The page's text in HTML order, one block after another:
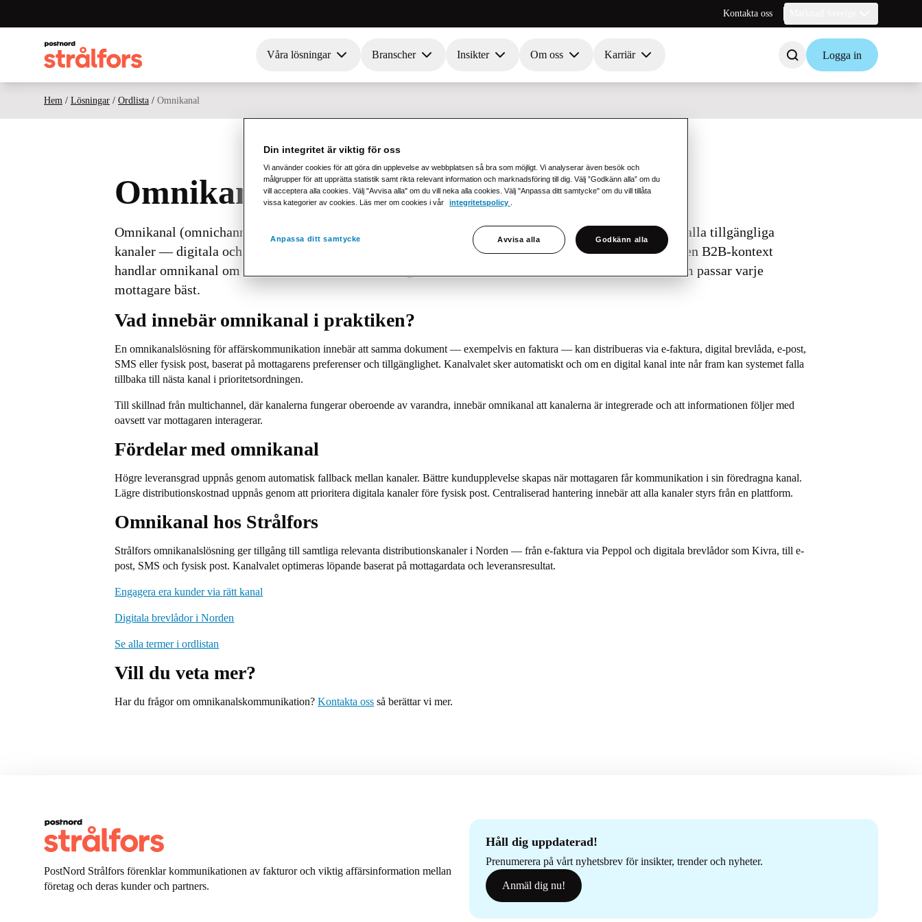
Kontakta oss
Våra lösningar Branscher Insikter Om oss Karriär Logga in
Hem / Lösningar / Ordlista / Omnikanal
Omnikanal
Omnikanal (omnichannel) innebär att ett företag samordnar sin kommunikation och sina tjänster över alla tillgängliga
kanaler — digitala och fysiska — så att kunden får en enhetlig och sömlös upplevelse oavsett kanal. I en B2B-kontext
handlar omnikanal om att leverera fakturor, aviseringar och affärskritisk information via den kanal som passar varje
mottagare bäst.
Vad innebär omnikanal i praktiken?
En omnikanalslösning för affärskommunikation innebär att samma dokument — exempelvis en faktura — kan distribueras via e-faktura, digital brevlåda, e-post,
SMS eller fysisk post, baserat på mottagarens preferenser och tillgänglighet. Kanalvalet sker automatiskt och om en digital kanal inte når fram kan systemet falla
tillbaka till nästa kanal i prioritetsordningen.
Till skillnad från multichannel, där kanalerna fungerar oberoende av varandra, innebär omnikanal att kanalerna är integrerade och att informationen följer med
oavsett var mottagaren interagerar.
Fördelar med omnikanal
Högre leveransgrad uppnås genom automatisk fallback mellan kanaler. Bättre kundupplevelse skapas när mottagaren får kommunikation i sin föredragna kanal.
Lägre distributionskostnad uppnås genom att prioritera digitala kanaler före fysisk post. Centraliserad hantering innebär att alla kanaler styrs från en plattform.
Omnikanal hos Strålfors
Strålfors omnikanalslösning ger tillgång till samtliga relevanta distributionskanaler i Norden — från e-faktura via Peppol och digitala brevlådor som Kivra, till e-
post, SMS och fysisk post. Kanalvalet optimeras löpande baserat på mottagardata och leveransresultat.
Engagera era kunder via rätt kanal
Digitala brevlådor i Norden
Se alla termer i ordlistan
Vill du veta mer?
Har du frågor om omnikanalskommunikation?Kontakta oss så berättar vi mer.
PostNord Strålfors förenklar kommunikationen av fakturor och viktig affärsinformation mellan
företag och deras kunder och partners.
Håll dig uppdaterad!
Prenumerera på vårt nyhetsbrev för insikter, trender och nyheter.
Anmäl dig nu!
Din integritet är viktig för oss
Vi använder cookies för att göra din upplevelse av webbplatsen så bra som möjligt. Vi analyserar även besök och
målgrupper för att upprätta statistik samt rikta relevant information och marknadsföring till dig. Välj ”Godkänn alla” om du
vill acceptera alla cookies. Välj "Avvisa alla" om du vill neka alla cookies. Välj "Anpassa ditt samtycke" om du vill tillåta
vissa kategorier av cookies. Läs mer om cookies i vår
integritetspolicy
Anpassa ditt samtycke Avvisa alla Godkänn alla